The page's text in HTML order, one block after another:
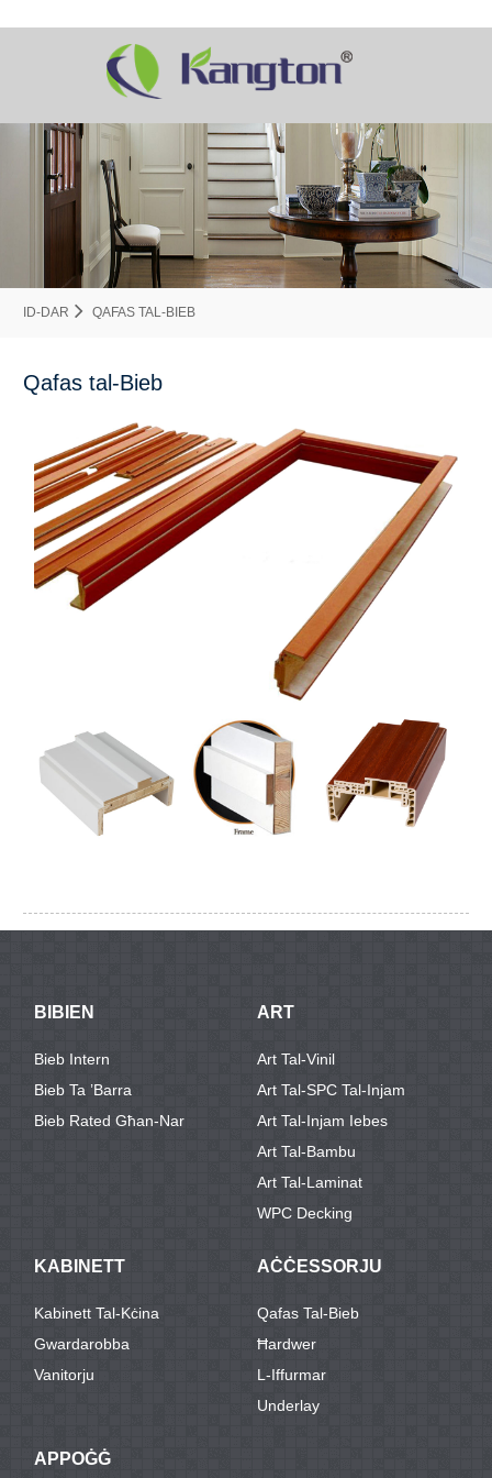
ID-DAR QAFAS TAL-BIEB
Qafas tal-Bieb
BIBIEN
Bieb Intern
Bieb Ta ’barra
Bieb Rated Għan-Nar
ART
Art Tal-Vinil
Art Tal-SPC Tal-Injam
Art Tal-Injam Iebes
Art Tal-Bambu
Art Tal-Laminat
WPC Decking
KABINETT
Kabinett Tal-Kċina
Gwardarobba
Vanitorju
AĊĊESSORJU
Qafas Tal-Bieb
Ħardwer
L-Iffurmar
Underlay
APPOĠĠ